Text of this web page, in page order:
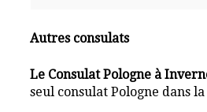
Autres consulats
Le Consulat Pologne à
seul consulat Pologne dans